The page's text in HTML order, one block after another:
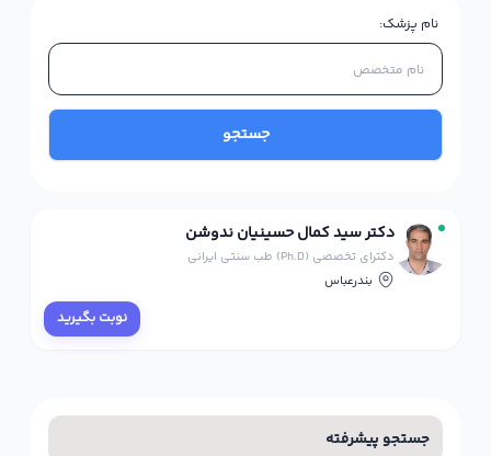
نام پزشک:
جستجو
دکتر سید کمال حسینیان ندوشن
دکترای تخصصی (Ph.D) طب سنتی ایرانی
بندرعباس
نوبت بگیرید
جستجو پیشرفته